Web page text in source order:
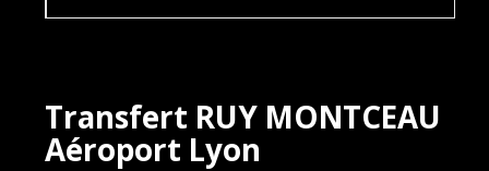
Transfert RUY MONTCEAU
Aéroport Lyon